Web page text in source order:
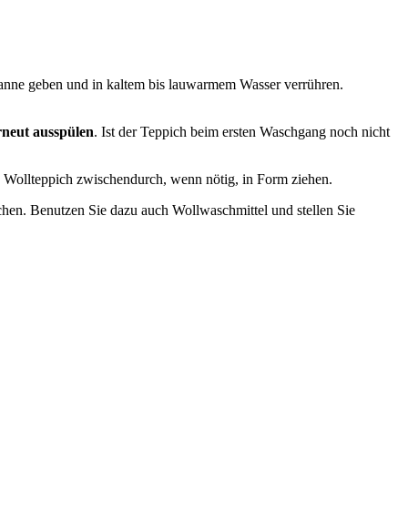
geben und in kaltem bis lauwarmem Wasser verrühren.
ausspülen. Ist der Teppich beim ersten Waschgang noch nicht
zwischendurch, wenn nötig, in Form ziehen.
Benutzen Sie dazu auch Wollwaschmittel und stellen Sie